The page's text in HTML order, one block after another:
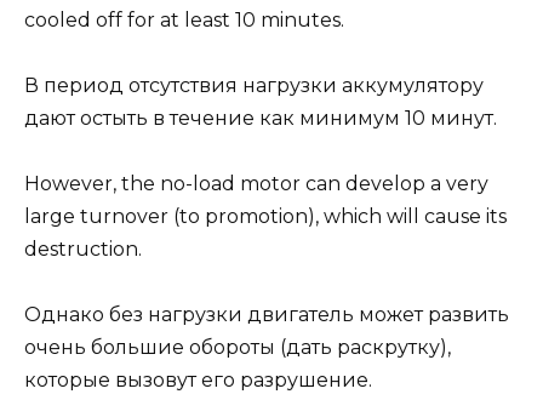
cooled off for at least 10 minutes.
В период отсутствия нагрузки аккумулятору
дают остыть в течение как минимум 10 минут.
However, the no-load motor can develop a very
large turnover (to promotion), which will cause its
destruction.
Однако без нагрузки двигатель может развить
очень большие обороты (дать раскрутку),
которые вызовут его разрушение.